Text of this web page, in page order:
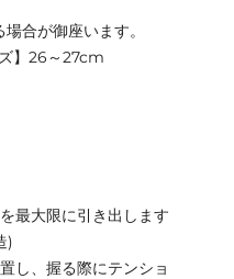
合が御座います。
】26～27cm
最大限に引き出します
)
し、握る際にテンショ